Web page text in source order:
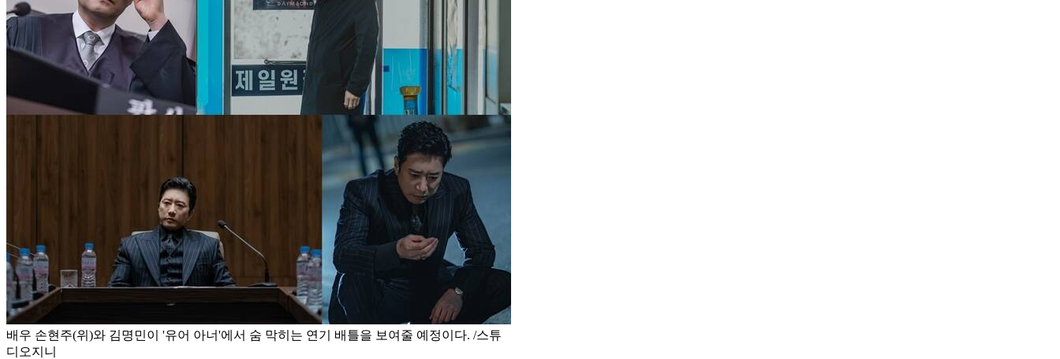
배우 손현주(위)와 김명민이 '유어 아너'에서 숨 막히는 연기 배틀을 보여줄 예정이다. /스튜
디오지니